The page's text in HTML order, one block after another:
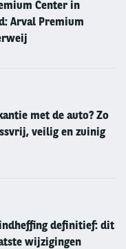
belettering,
3,5 jaar
ligt bij het in
een aantal grotere
uitdagingen,
en vervangend
dus!
Center in
Arval Premium
met de auto? Zo
veilig en zuinig
definitief: dit
wijzigingen